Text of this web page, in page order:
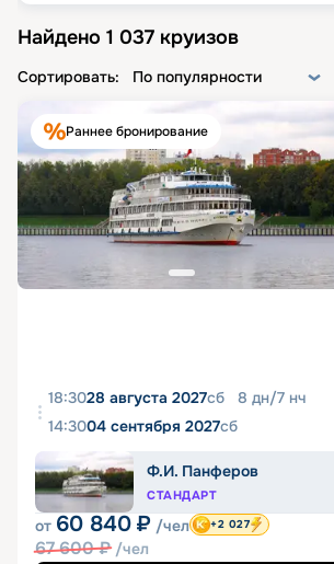
Найдено 1 037 круизов
Сортировать: По популярности
Раннее бронирование
18:3028 августа 2027сб 8 дн/7 нч
14:3004 сентября 2027сб
Ф.И. Панферов
СТАНДАРТ
от 60 840 ₽ /чел
67 600₽ /чел
+2 027